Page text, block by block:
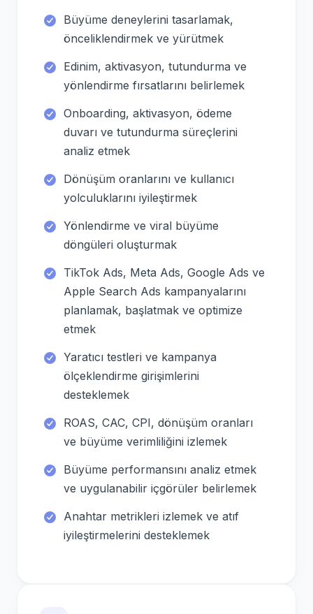
Büyüme deneylerini tasarlamak,
önceliklendirmek ve yürütmek
Edinim, aktivasyon, tutundurma ve
yönlendirme fırsatlarını belirlemek
Onboarding, aktivasyon, ödeme
duvarı ve tutundurma süreçlerini
analiz etmek
Dönüşüm oranlarını ve kullanıcı
yolculuklarını iyileştirmek
Yönlendirme ve viral büyüme
döngüleri oluşturmak
TikTok Ads, Meta Ads, Google Ads ve
Apple Search Ads kampanyalarını
planlamak, başlatmak ve optimize
etmek
Yaratıcı testleri ve kampanya
ölçeklendirme girişimlerini
desteklemek
ROAS, CAC, CPI, dönüşüm oranları
ve büyüme verimliliğini izlemek
Büyüme performansını analiz etmek
ve uygulanabilir içgörüler belirlemek
Anahtar metrikleri izlemek ve atıf
iyileştirmelerini desteklemek